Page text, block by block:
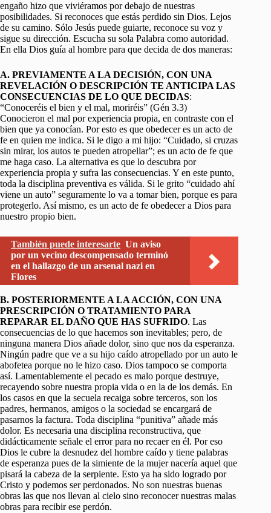
engaño hizo que viviéramos por debajo de nuestras
posibilidades. Si reconoces que estás perdido sin Dios. Lejos
de su camino. Sólo Jesús puede guiarte, reconoce su voz y
sigue su dirección. Escucha su sola Palabra como autoridad.
En ella Dios guía al hombre para que decida de dos maneras:
A. PREVIAMENTE A LA DECISIÓN, CON UNA
REVELACIÓN O DESCRIPCIÓN TE ANTICIPA LAS
CONSECUENCIAS DE LO QUE DECIDAS:
“Conoceréis el bien y el mal, moriréis” (Gén 3.3)
Conocieron el mal por experiencia propia, en contraste con el
bien que ya conocían. Por esto es que obedecer es un acto de
fe en quien me indica. Si le digo a mi hijo: “Cuidado, si cruzas
sin mirar, los autos te pueden atropellar”; es un acto de fe que
me haga caso. La alternativa es que lo descubra por
experiencia propia y sufra las consecuencias. Y en este punto,
toda la disciplina preventiva es válida. Si le grito “cuidado ahí
viene un auto” seguramente lo va a tomar bien, porque es para
protegerlo. Así mismo, es un acto de fe obedecer a Dios para
nuestro propio bien.
También puede interesarte Un aviso
por un vecino descompensado terminó
en el hallazgo de un arsenal nazi en
Flores
B. POSTERIORMENTE A LA ACCIÓN, CON UNA
PRESCRIPCIÓN O TRATAMIENTO PARA
REPARAR EL DAÑO QUE HAS SUFRIDO. Las
consecuencias de lo que hacemos son inevitables; pero, de
ninguna manera Dios añade dolor, sino que nos da esperanza.
Ningún padre que ve a su hijo caído atropellado por un auto le
abofetea porque no le hizo caso. Dios tampoco se comporta
así. Lamentablemente el pecado es malo porque destruye,
recayendo sobre nuestra propia vida o en la de los demás. En
los casos en que la secuela recaiga sobre terceros, son los
padres, hermanos, amigos o la sociedad se encargará de
pasarnos la factura. Toda disciplina “punitiva” añade más
dolor. Es necesaria una disciplina reconstructiva, que
didácticamente señale el error para no recaer en él. Por eso
Dios le cubre la desnudez del hombre caído y tiene palabras
de esperanza pues de la simiente de la mujer nacería aquel que
pisará la cabeza de la serpiente. Esto ya ha sido logrado por
Cristo y podemos ser perdonados. No son nuestras buenas
obras las que nos llevan al cielo sino reconocer nuestras malas
obras para recibir ese perdón.